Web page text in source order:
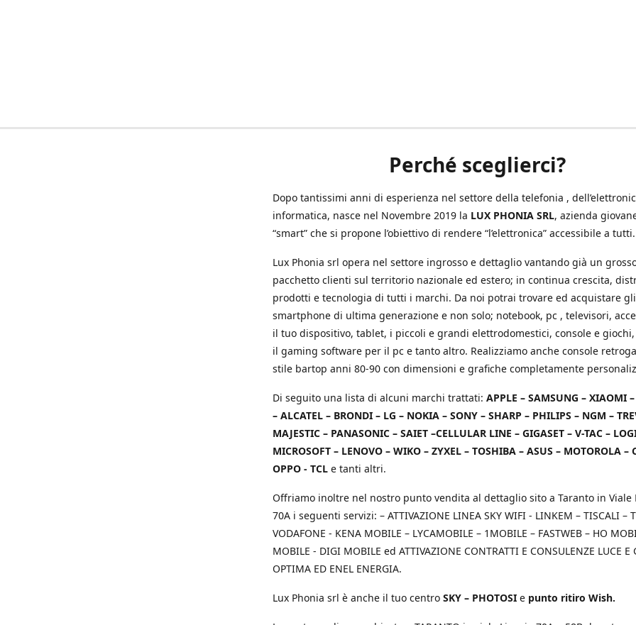
Perché sceglierci?
Dopo tantissimi anni di esperienza nel settore della telefonia ,
informatica, nasce nel Novembre 2019 la LUX PHONIA SRL, azienda
“smart” che si propone l’obiettivo di rendere “l’elettronica” accessibile a tutti.
Lux Phonia srl opera nel settore ingrosso e dettaglio vantando già un
pacchetto clienti sul territorio nazionale ed estero; in continua crescita,
prodotti e tecnologia di tutti i marchi. Da noi potrai trovare ed acquistare gli
smartphone di ultima generazione e non solo; notebook, pc , televisori,
il tuo dispositivo, tablet, i piccoli e grandi elettrodomestici, console e
il gaming software per il pc e tanto altro. Realizziamo anche console
stile bartop anni 80-90 con dimensioni e grafiche completamente
Di seguito una lista di alcuni marchi trattati: APPLE – SAMSUNG – XIAOMI
– ALCATEL – BRONDI – LG – NOKIA – SONY – SHARP – PHILIPS – NGM –
MAJESTIC – PANASONIC – SAIET –CELLULAR LINE – GIGASET – V-TAC –
MICROSOFT – LENOVO – WIKO – ZYXEL – TOSHIBA – ASUS – MOTOROLA –
OPPO - TCL e tanti altri.
Offriamo inoltre nel nostro punto vendita al dettaglio sito a Taranto in Viale
70A i seguenti servizi: – ATTIVAZIONE LINEA SKY WIFI - LINKEM – TISCALI –
VODAFONE - KENA MOBILE – LYCAMOBILE – 1MOBILE – FASTWEB – HO
MOBILE - DIGI MOBILE ed ATTIVAZIONE CONTRATTI E CONSULENZE LUCE E
OPTIMA ED ENEL ENERGIA.
Lux Phonia srl è anche il tuo centro SKY – PHOTOSI e punto ritiro Wish.